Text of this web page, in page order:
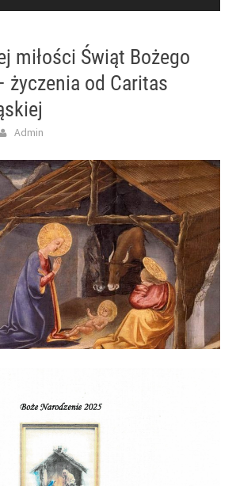
miłości Świąt Bożego
życzenia od Caritas
Admin